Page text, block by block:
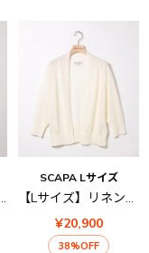
SCAPA Lサイズ
¥20,900
38%OFF